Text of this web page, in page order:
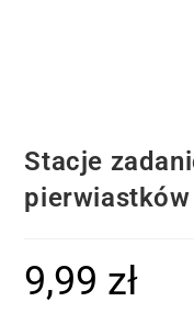
Stacje
9,99 zł